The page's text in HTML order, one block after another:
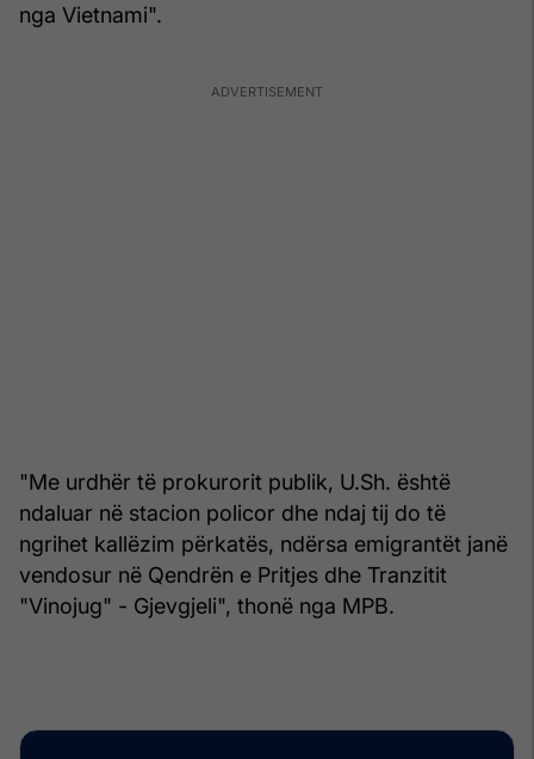
nga Vietnami".
"Me urdhër të prokurorit publik, U.Sh. është
ndaluar në stacion policor dhe ndaj tij do të
ngrihet kallëzim përkatës, ndërsa emigrantët janë
vendosur në Qendrën e Pritjes dhe Tranzitit
"Vinojug" - Gjevgjeli", thonë nga MPB.